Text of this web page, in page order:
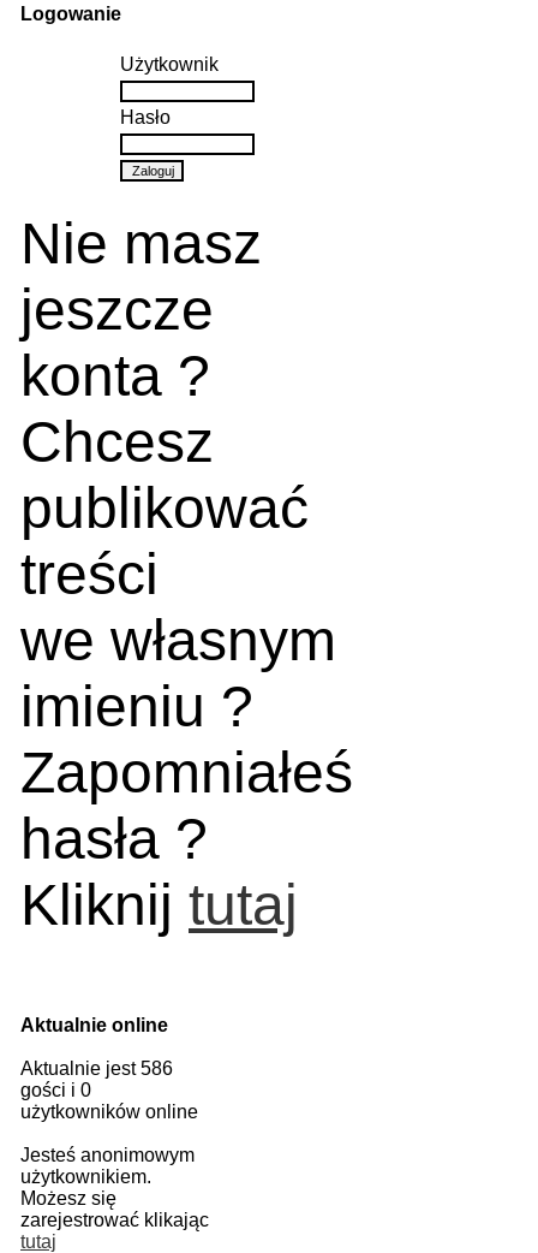
Logowanie
Użytkownik
Hasło
Nie masz
jeszcze
konta ?
Chcesz
publikować
treści
we własnym
imieniu ?
Zapomniałeś
hasła ?
Kliknij tutaj
Aktualnie online
Aktualnie jest 586
gości i 0
użytkowników online
Jesteś anonimowym
użytkownikiem.
Możesz się
zarejestrować klikając
tutaj